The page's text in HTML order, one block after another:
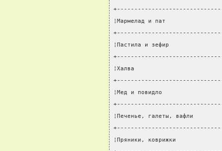
¦Мармелад и пат
¦Пастила и зефир
¦Халва
¦Мед и повидло
¦Печенье, галеты, вафли
¦Пряники, коврижки